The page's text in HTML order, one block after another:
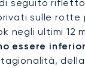
Argus®,
flessibili
seguito
sulle rotte
negli ultimi 12
essere